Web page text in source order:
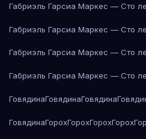
Габриэль Гарсиа Маркес — Сто
Габриэль Гарсиа Маркес — Сто
Габриэль Гарсиа Маркес — Сто
Габриэль Гарсиа Маркес — Сто
ГовядинаГовядинаГовядина
ГовядинаГорохГорохГорохГорох